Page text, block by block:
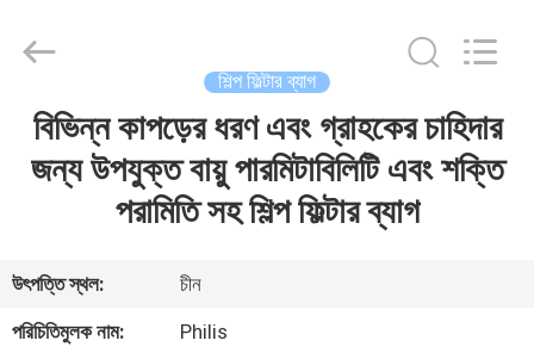
বাড়ি
আমাদের
সম্পর্কে
Technology
Reserved.
শিল্প ফিল্টার ব্যাগ
বিভিন্ন কাপড়ের ধরণ এবং গ্রাহকের চাহিদার
জন্য উপযুক্ত বায়ু পারমিটাবিলিটি এবং শক্তি
পরামিতি সহ শিল্প ফিল্টার ব্যাগ
উৎপত্তি স্থল:
চীন
পরিচিতিমুলক নাম:
Philis